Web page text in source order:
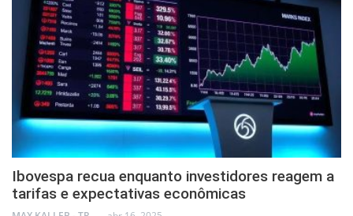
Ibovespa recua enquanto investidores reagem a
tarifas e expectativas econômicas